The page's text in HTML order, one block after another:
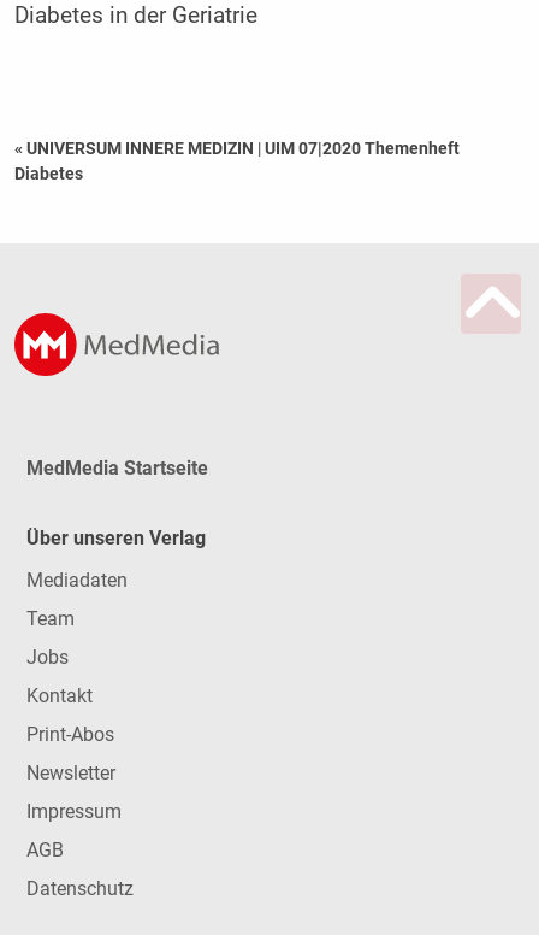
Diabetes in der Geriatrie
« UNIVERSUM INNERE MEDIZIN |UIM 07|2020 Themenheft
Diabetes
MedMedia Startseite
Über unseren Verlag
Mediadaten
Team
Jobs
Kontakt
Print-Abos
Newsletter
Impressum
AGB
Datenschutz